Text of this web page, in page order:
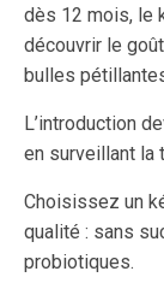
dès 12 mois, le
découvrir le
bulles
L’introduction
en surveillant la
Choisissez un
qualité : sans
probiotiques.